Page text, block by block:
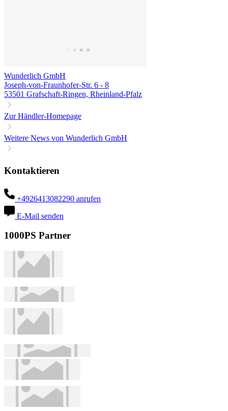
Wunderlich GmbH
Joseph-von-Fraunhofer-Str. 6 - 8
53501 Grafschaft-Ringen, Rheinland-Pfalz
Zur Händler-Homepage
Weitere News von Wunderlich GmbH
Kontaktieren
+4926413082290 anrufen
E-Mail senden
1000PS Partner